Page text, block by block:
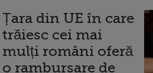
Țara din UE în care
trăiesc cei mai
mulți români oferă
o rambursare de